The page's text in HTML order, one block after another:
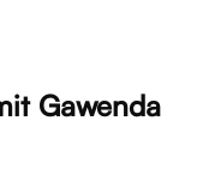
Gawenda